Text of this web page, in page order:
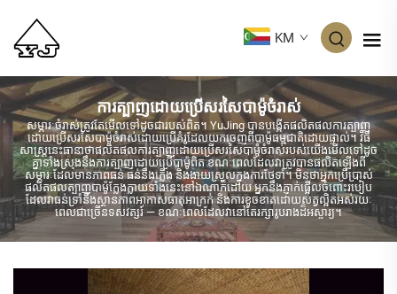
KM
ការត្បាញដោយប្រើសរសៃបាម៉ូចំរាស់
សម្ភារៈចំរាស់ត្រូវតែមើលទៅដូចជារបស់ពិត។ YuJing បានបង្កើតផលិតផលការត្បាញ
ដោយប្រើសរសៃបាម៉ូចំរាស់ដោយប្រើគំរូដែលយកចេញពីបាម៉ូធម្មជាតិដោយផ្ទាល់។ វិធី
សាស្រ្តនេះធានាថាផលិតផលការត្បាញដោយប្រើសរសៃបាម៉ូចំរាស់របស់យើងមើលទៅដូច
គ្នាទាំងស្រុងនឹងការត្បាញដោយប្រើបាម៉ូពិត ខណៈពេលដែលវាត្រូវបានផលិតឡើងពី
សម្ភារៈដែលមានភាពធន់ ធន់នឹងភ្លើង និងងាយស្រួលក្នុងការថែទាំ។ មិនថាអ្នកប្រើប្រាស់
ផលិតផលត្បាញបាម៉ូក្លែងក្លាយទាំងនេះនៅឯណាក៏ដោយ អ្នកនឹងភ្ញាក់ផ្អើលចំពោះរបៀប
ដែលវាធន់ទ្រាំនឹងស្ថានភាពអាកាសធាតុអាក្រក់ និងការខូចខាតដោយសត្វល្អិតអស់រយៈ
ពេលជាច្រើនទសវត្សរ៍ — ខណៈពេលដែលវានៅតែរក្សារូបរាងដ៏អស្ចារ្យ។